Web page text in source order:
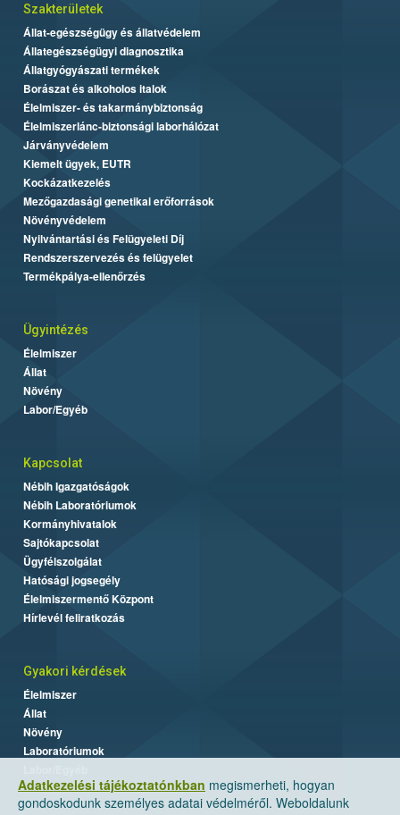
Adatkezelési tájékoztatónkban megismerheti, hogyan
gondoskodunk személyes adatai védelméről. Weboldalunk
Szakterületek
Állat-egészségügy és állatvédelem
Állategészségügyi diagnosztika
Állatgyógyászati termékek
Borászat és alkoholos italok
Élelmiszer- és takarmánybiztonság
Élelmiszerlánc-biztonsági laborhálózat
Járványvédelem
Kiemelt ügyek, EUTR
Kockázatkezelés
Mezőgazdasági genetikai erőforrások
Növényvédelem
Nyilvántartási és Felügyeleti Díj
Rendszerszervezés és felügyelet
Termékpálya-ellenőrzés
Ügyintézés
Élelmiszer
Állat
Növény
Labor/Egyéb
Kapcsolat
Nébih Igazgatóságok
Nébih Laboratóriumok
Kormányhivatalok
Sajtókapcsolat
Ügyfélszolgálat
Hatósági jogsegély
Élelmiszermentő Központ
Hírlevél feliratkozás
Gyakori kérdések
Élelmiszer
Állat
Növény
Laboratóriumok